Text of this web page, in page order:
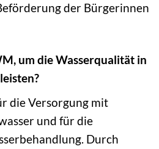
der Bürgerinnen
um die Wasserqualität in
die Versorgung mit
und für die
Durch